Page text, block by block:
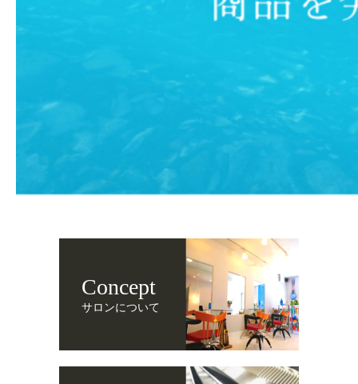
Concept
サロンについて